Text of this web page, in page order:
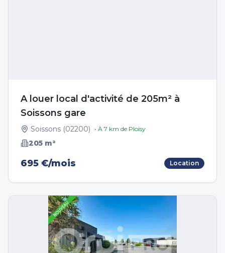
A louer local d'activité de 205m² à
Soissons gare
Soissons (02200) • À 7 km de Ploisy
205 m²
695 €/mois Location